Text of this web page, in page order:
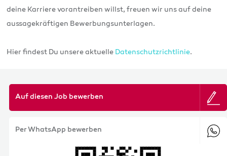
deine Karriere vorantreiben willst, freuen wir uns auf deine
aussagekräftigen Bewerbungsunterlagen.
Hier findest Du unsere aktuelle Datenschutzrichtlinie.
Auf diesen Job bewerben
Per WhatsApp bewerben